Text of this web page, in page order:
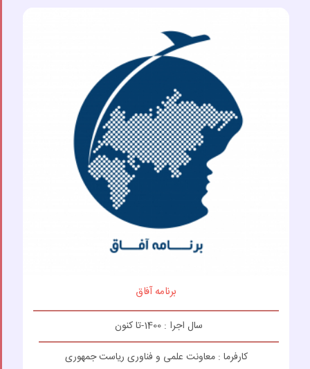
برنامه آفاق
سال اجرا : 1400-تا کنون
کارفرما : معاونت علمی و فناوری ریاست جمهوری